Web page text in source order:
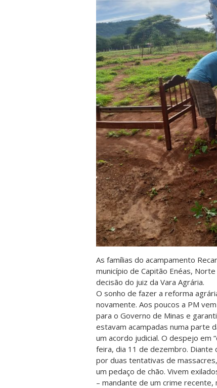
As famílias do acampamento
município de Capitão Enéas,
decisão do juiz da Vara Agrária.
O sonho de fazer a reforma
novamente. Aos poucos a PM
para o Governo de Minas e
estavam acampadas numa parte
um acordo judicial. O despejo em
feira, dia 11 de dezembro. Diante
por duas tentativas de
um pedaço de chão. Vivem
– mandante de um crime